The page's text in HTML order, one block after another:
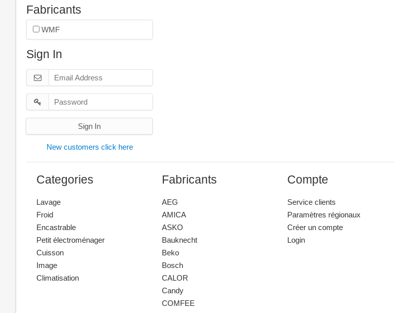
Fabricants
WMF
Sign In
Sign In
New customers click here
Categories
Lavage
Froid
Encastrable
Petit électroménager
Cuisson
Image
Climatisation
Fabricants
AEG
AMICA
ASKO
Bauknecht
Beko
Bosch
CALOR
Candy
COMFEE
Compte
Service clients
Paramètres régionaux
Créer un compte
Login